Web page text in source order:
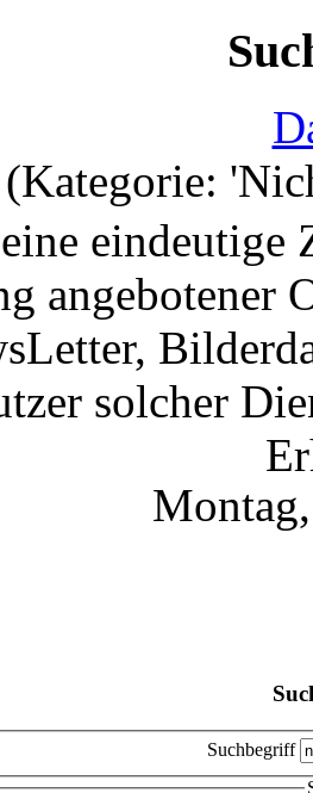
(Kategorie:
angebotener
solcher
Suchbegriff